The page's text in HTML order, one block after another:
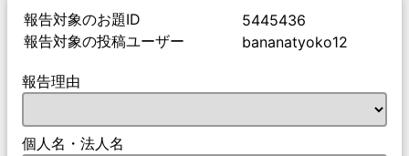
報告対象のお題ID
5445436
報告対象の投稿ユーザー
bananatyoko12
報告理由
個人名・法人名